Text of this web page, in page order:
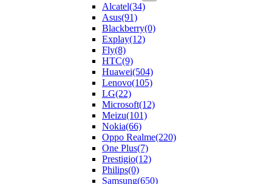
Alcatel(34)
Asus(91)
Blackberry(0)
Explay(12)
Fly(8)
HTC(9)
Huawei(504)
Lenovo(105)
LG(22)
Microsoft(12)
Meizu(101)
Nokia(66)
Oppo Realme(220)
One Plus(7)
Prestigio(12)
Philips(0)
Samsung(650)